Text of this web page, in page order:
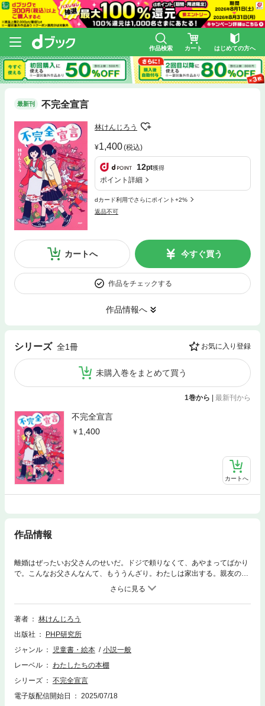
作品検索 カート はじめての方へ
最新刊 不完全宣言
林けんじろう
1,400(税込)
12pt獲得
ポイント詳細
dカード利用でさらにポイント+2%
返品不可
カートへ 今すぐ買う
作品をチェックする
作品情報へ
シリーズ 全1冊 お気に入り登録
未購入巻をまとめて買う
1巻から | 最新刊から
不完全宣言
1,400
カートへ
作品情報
離婚はぜったいお父さんのせいだ。ドジで頼りなくて、あやまってばかり
で。こんなお父さんなんて、もううんざり。わたしは家出する。親友のな
くしもの探しを口実に。 【あらすじ】父と二人暮らしだが、不器用で頼
りない父親にうんざりしている香保（かほ）。そんなある日、たまたま父
と叔母が、離婚した母について話している場面に遭遇してしまう。離婚は
父の責任であると早とちりした香保は、親友が失くしてしまったぬいぐる
向きゃ左／II ペケペケ親子／III 雨にゆれれば／IV 正義の味方に気をつけろ
／V ぼへみ庵につれてって／VI 神さま、このまま終わらせて／VII 雨上が
著者
林けんじろう
出版社
PHP研究所
ジャンル
児童書・絵本
小説一般
レーベル
わたしたちの本棚
シリーズ
不完全宣言
電子版配信開始日
2025/07/18